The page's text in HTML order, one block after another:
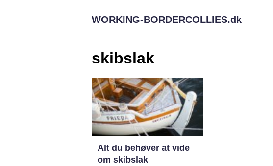
WORKING-BORDERCOLLIES.dk
skibslak
Alt du behøver at vide
om skibslak